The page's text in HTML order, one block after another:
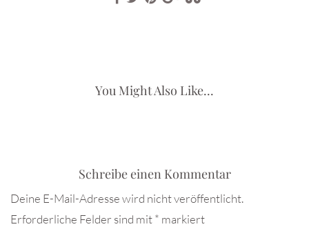
You Might Also Like...
Schreibe einen Kommentar
Deine E-Mail-Adresse wird nicht veröffentlicht.
Erforderliche Felder sind mit* markiert